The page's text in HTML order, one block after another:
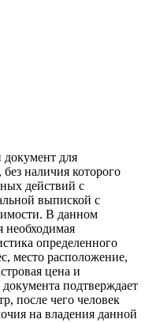
документ для
наличия которого
действий с
выпиской с
В данном
необходимая
определенного
место расположение,
цена и
подтверждает
после чего человек
на владения данной